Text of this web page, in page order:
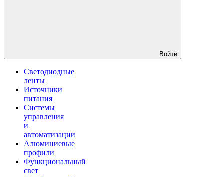
Войти
Светодиодные
ленты
Источники
питания
Системы
управления
и
автоматизации
Алюминиевые
профили
Функциональный
свет